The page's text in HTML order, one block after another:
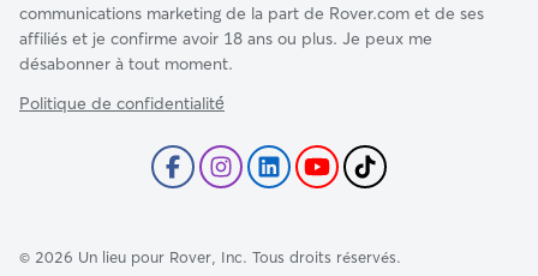
communications marketing de la part de Rover.com et de ses
affiliés et je confirme avoir 18 ans ou plus. Je peux me
désabonner à tout moment.
Politique de confidentialité́
© 2026 Un lieu pour Rover, Inc. Tous droits réservés.